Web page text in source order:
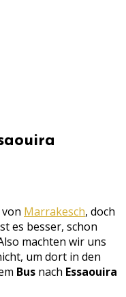
Marrakesch, doch
es besser, schon
machten wir uns
um dort in den
Bus nach Essaouira